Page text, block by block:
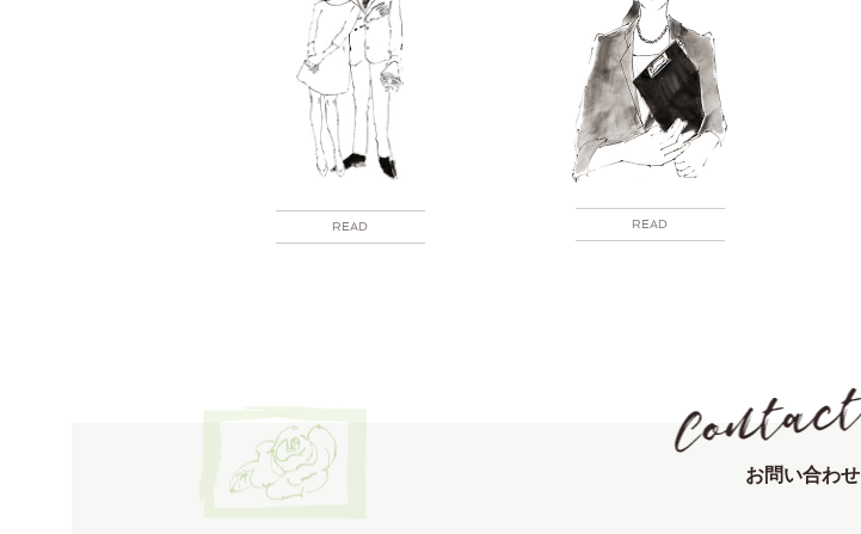
READ READ
お問い合わせ